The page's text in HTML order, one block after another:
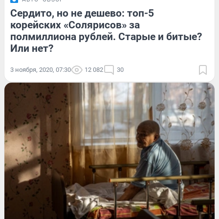
Сердито, но не дешево: топ-5
корейских «Солярисов» за
полмиллиона рублей. Старые и битые?
Или нет?
3 ноября, 2020, 07:30 12 082 30